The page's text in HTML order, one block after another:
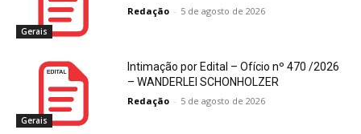
Gerais
Redação - 5 de agosto de 2026
Gerais
Intimação por Edital – Ofício nº 470 /2026
– WANDERLEI SCHONHOLZER
Redação - 5 de agosto de 2026